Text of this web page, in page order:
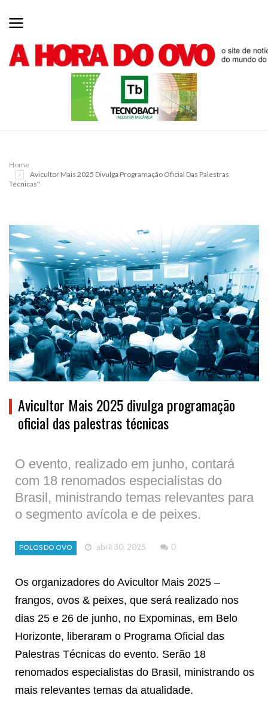
Home
Avicultor Mais 2025 Divulga Programação Oficial Das Palestras
Técnicas"
Avicultor Mais 2025 divulga programação
oficial das palestras técnicas
O evento, realizado em junho, contará
com 18 renomados especialistas do
Brasil, ministrando temas relevantes para
o segmento avícola e de peixes.
POLOS DO OVO abril 30, 2025 0
Os organizadores do Avicultor Mais 2025 –
frangos, ovos & peixes, que será realizado nos
dias 25 e 26 de junho, no Expominas, em Belo
Horizonte, liberaram o Programa Oficial das
Palestras Técnicas do evento. Serão 18
renomados especialistas do Brasil, ministrando os
mais relevantes temas da atualidade.